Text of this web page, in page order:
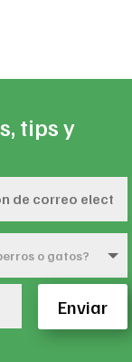
tips y
Enviar